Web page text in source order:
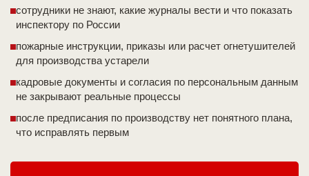
сотрудники не знают, какие журналы вести и что показать
инспектору по России
пожарные инструкции, приказы или расчет огнетушителей
для производства устарели
кадровые документы и согласия по персональным данным
не закрывают реальные процессы
после предписания по производству нет понятного плана,
что исправлять первым